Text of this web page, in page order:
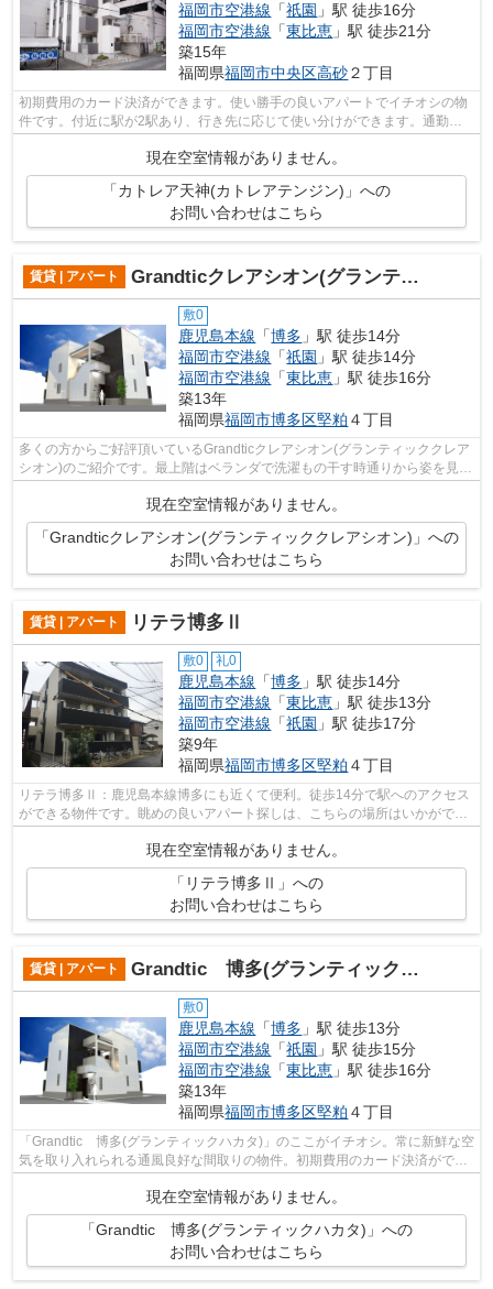
福岡市空港線 「祇園 」駅 徒歩16分
福岡市空港線 「東比恵 」駅 徒歩21分
築15年
福岡県福岡市中央区高砂２丁目
初期費用のカード決済ができます。使い勝手の良いアパートでイチオシの物
件です。付近に駅が2駅あり、行き先に応じて使い分けができます。通勤前
現在空室情報がありません。
「カトレア天神(カトレアテンジン)」への
お問い合わせはこちら
賃貸 | アパート Grandticクレアシオン(グランティッククレアシオン)
敷0
鹿児島本線 「博多 」駅 徒歩14分
福岡市空港線 「祇園 」駅 徒歩14分
福岡市空港線 「東比恵 」駅 徒歩16分
築13年
福岡県福岡市博多区堅粕 ４丁目
多くの方からご好評頂いているGrandticクレアシオン(グランティッククレア
シオン)のご紹介です。最上階はベランダで洗濯もの干す時通りから姿を見ら
れにくいです。駅まで徒歩14分とお...
現在空室情報がありません。
「Grandticクレアシオン(グランティッククレアシオン)」への
お問い合わせはこちら
賃貸 | アパート リテラ博多Ⅱ
敷0 礼0
鹿児島本線 「博多 」駅 徒歩14分
福岡市空港線 「東比恵 」駅 徒歩13分
福岡市空港線 「祇園 」駅 徒歩17分
築9年
福岡県福岡市博多区堅粕 ４丁目
リテラ博多Ⅱ：鹿児島本線博多にも近くて便利。徒歩14分で駅へのアクセス
ができる物件です。眺めの良いアパート探しは、こちらの場所はいかがです
現在空室情報がありません。
「リテラ博多Ⅱ」への
お問い合わせはこちら
賃貸 | アパート Grandtic 博多(グランティックハカタ)
敷0
鹿児島本線 「博多 」駅 徒歩13分
福岡市空港線 「祇園 」駅 徒歩15分
福岡市空港線 「東比恵 」駅 徒歩16分
築13年
福岡県福岡市博多区堅粕 ４丁目
「Grandtic 博多(グランティックハカタ)」のここがイチオシ。常に新鮮な空
気を取り入れられる通風良好な間取りの物件。初期費用のカード決済ができ
現在空室情報がありません。
「Grandtic 博多(グランティックハカタ)」への
お問い合わせはこちら